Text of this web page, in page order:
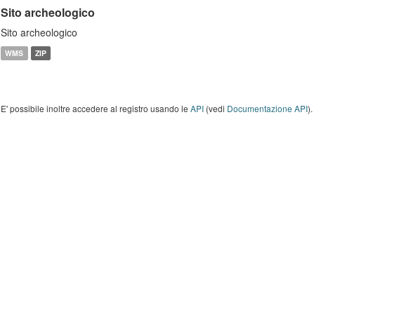
Sito archeologico
Sito archeologico
WMS ZIP
E' possibile inoltre accedere al registro usando le API (vedi Documentazione API).